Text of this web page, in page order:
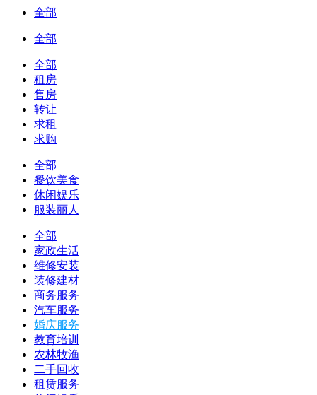
全部
全部
全部
租房
售房
转让
求租
求购
全部
餐饮美食
休闲娱乐
服装丽人
全部
家政生活
维修安装
装修建材
商务服务
汽车服务
婚庆服务
教育培训
农林牧渔
二手回收
租赁服务